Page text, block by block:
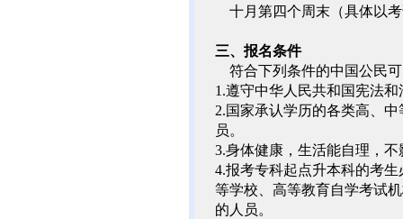
十月第四个周末（具体以
三、 报名条件
符合下列条件的中国公民
1.遵守中华人民共和国宪法和
2.国家承认学历的各类高、
员。
3.身体健康，生活能自理，
4.报考专科起点升本科的考
等学校、高等教育自学考试
的人员。